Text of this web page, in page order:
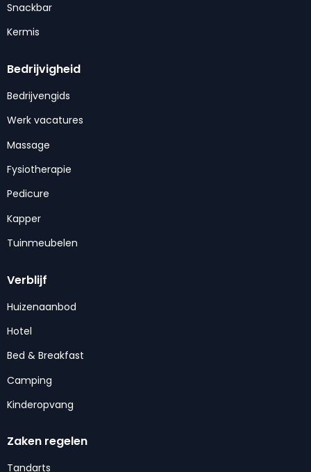
Snackbar
Kermis
Bedrijvigheid
Bedrijvengids
Werk vacatures
Massage
Fysiotherapie
Pedicure
Kapper
Tuinmeubelen
Verblijf
Huizenaanbod
Hotel
Bed & Breakfast
Camping
Kinderopvang
Zaken regelen
Tandarts